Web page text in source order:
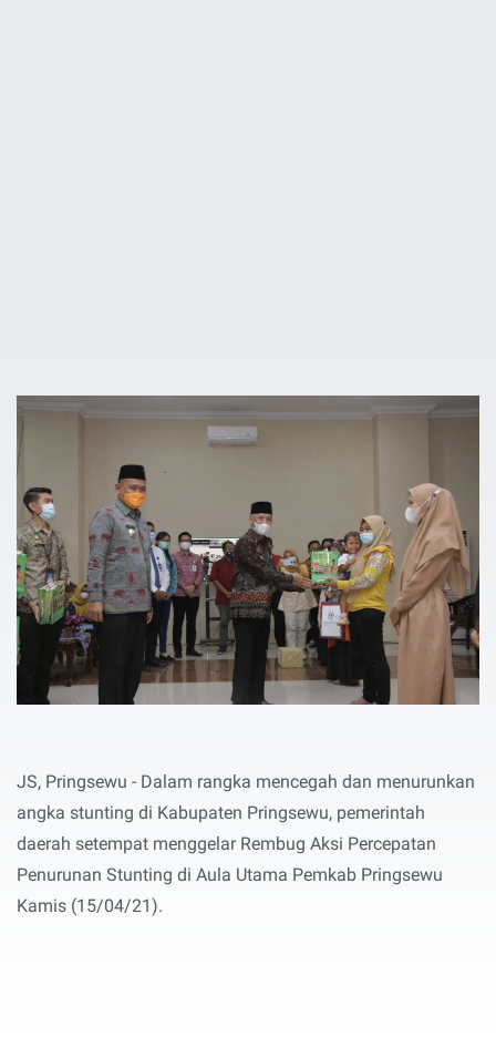
JS, Pringsewu - Dalam rangka mencegah dan menurunkan
angka stunting di Kabupaten Pringsewu, pemerintah
daerah setempat menggelar Rembug Aksi Percepatan
Penurunan Stunting di Aula Utama Pemkab Pringsewu
Kamis (15/04/21).